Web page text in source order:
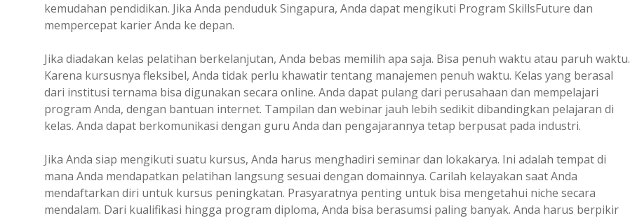
kemudahan pendidikan. Jika Anda penduduk Singapura, Anda dapat mengikuti Program SkillsFuture dan
mempercepat karier Anda ke depan.
Jika diadakan kelas pelatihan berkelanjutan, Anda bebas memilih apa saja. Bisa penuh waktu atau paruh waktu.
Karena kursusnya fleksibel, Anda tidak perlu khawatir tentang manajemen penuh waktu. Kelas yang berasal
dari institusi ternama bisa digunakan secara online. Anda dapat pulang dari perusahaan dan mempelajari
program Anda, dengan bantuan internet. Tampilan dan webinar jauh lebih sedikit dibandingkan pelajaran di
kelas. Anda dapat berkomunikasi dengan guru Anda dan pengajarannya tetap berpusat pada industri.
Jika Anda siap mengikuti suatu kursus, Anda harus menghadiri seminar dan lokakarya. Ini adalah tempat di
mana Anda mendapatkan pelatihan langsung sesuai dengan domainnya. Carilah kelayakan saat Anda
mendaftarkan diri untuk kursus peningkatan. Prasyaratnya penting untuk bisa mengetahui niche secara
mendalam. Dari kualifikasi hingga program diploma, Anda bisa berasumsi paling banyak. Anda harus berpikir